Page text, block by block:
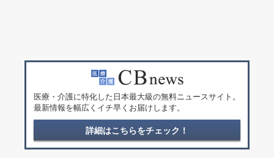
医療・介護に特化した日本最大級の無料ニュースサイト。
最新情報を幅広くイチ早くお届けします。
詳細はこちらをチェック！